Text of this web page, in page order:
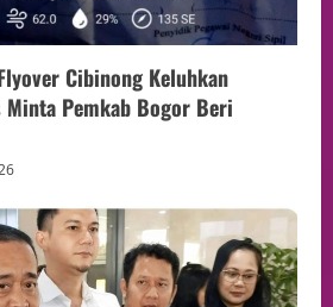
Cibinong Keluhkan
Pemkab Bogor Beri